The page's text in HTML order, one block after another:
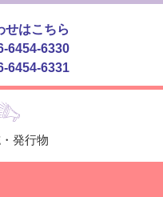
せはこちら
6454-6330
6454-6331
発行物